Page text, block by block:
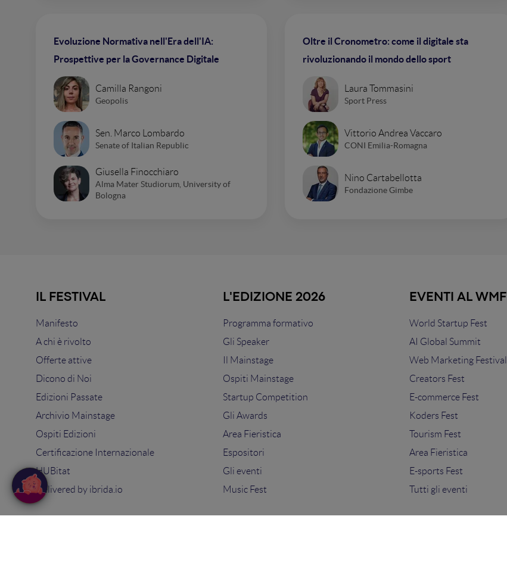
Evoluzione Normativa nell'Era dell'IA:
Prospettive per la Governance Digitale
Camilla Rangoni
Geopolis
Sen. Marco Lombardo
Senate of Italian Republic
Giusella Finocchiaro
Alma Mater Studiorum, University of
Bologna
Oltre il Cronometro: come il digitale sta
rivoluzionando il mondo dello sport
Laura Tommasini
Sport Press
Vittorio Andrea Vaccaro
CONI Emilia-Romagna
Nino Cartabellotta
Fondazione Gimbe
IL FESTIVAL
Manifesto
A chi è rivolto
Offerte attive
Dicono di Noi
Edizioni Passate
Archivio Mainstage
Ospiti Edizioni
Certificazione Internazionale
HUBitat
Delivered by ibrida.io
L'EDIZIONE 2026
Programma formativo
Gli Speaker
Il Mainstage
Ospiti Mainstage
Startup Competition
Gli Awards
Area Fieristica
Espositori
Gli eventi
Music Fest
EVENTI AL WMF
World Startup Fest
AI Global Summit
Web Marketing Festival
Creators Fest
E-commerce Fest
Koders Fest
Tourism Fest
Area Fieristica
E-sports Fest
Tutti gli eventi